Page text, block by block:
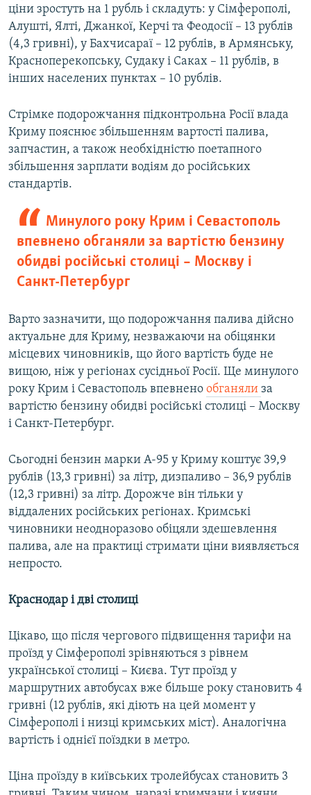
ціни зростуть на 1 рубль і складуть: у Сімферополі,
Алушті, Ялті, Джанкої, Керчі та Феодосії – 13 рублів
(4,3 гривні), у Бахчисараї – 12 рублів, в Армянську,
Красноперекопську, Судаку і Саках – 11 рублів, в
інших населених пунктах – 10 рублів.
Стрімке подорожчання підконтрольна Росії влада
Криму пояснює збільшенням вартості палива,
запчастин, а також необхідністю поетапного
збільшення зарплати водіям до російських
стандартів.
Минулого року Крим і Севастополь
впевнено обганяли за вартістю бензину
обидві російські столиці – Москву і
Санкт-Петербург
Варто зазначити, що подорожчання палива дійсно
актуальне для Криму, незважаючи на обіцянки
місцевих чиновників, що його вартість буде не
вищою, ніж у регіонах сусідньої Росії. Ще минулого
року Крим і Севастополь впевнено обганяли за
вартістю бензину обидві російські столиці – Москву
і Санкт-Петербург.
Сьогодні бензин марки А-95 у Криму коштує 39,9
рублів (13,3 гривні) за літр, дизпаливо – 36,9 рублів
(12,3 гривні) за літр. Дорожче він тільки у
віддалених російських регіонах. Кримські
чиновники неодноразово обіцяли здешевлення
палива, але на практиці стримати ціни виявляється
непросто.
Краснодар і дві столиці
Цікаво, що після чергового підвищення тарифи на
проїзд у Сімферополі зрівняються з рівнем
української столиці – Києва. Тут проїзд у
маршрутних автобусах вже більше року становить 4
гривні (12 рублів, які діють на цей момент у
Сімферополі і низці кримських міст). Аналогічна
вартість і однієї поїздки в метро.
Ціна проїзду в київських тролейбусах становить 3